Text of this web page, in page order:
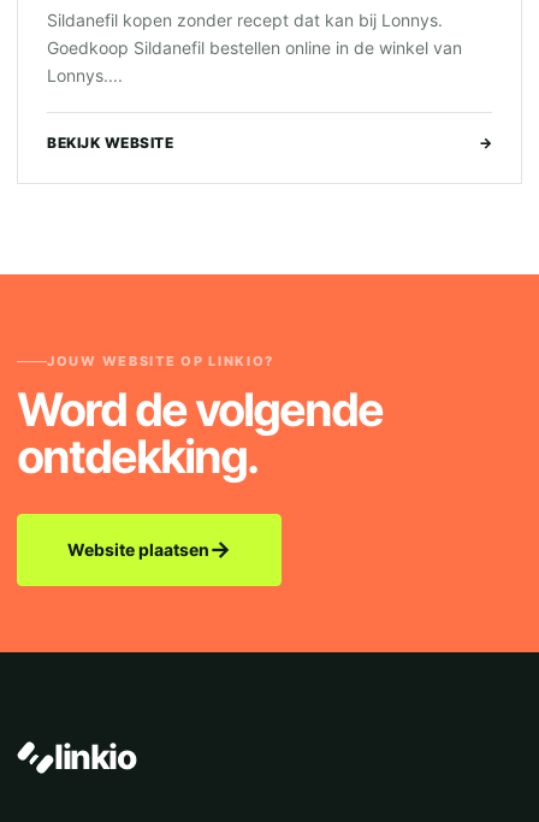
Sildanefil kopen zonder recept dat kan bij Lonnys.
Goedkoop Sildanefil bestellen online in de winkel van
Lonnys....
BEKIJK WEBSITE →
JOUW WEBSITE OP LINKIO?
Word de volgende
ontdekking.
Website plaatsen→
linkio